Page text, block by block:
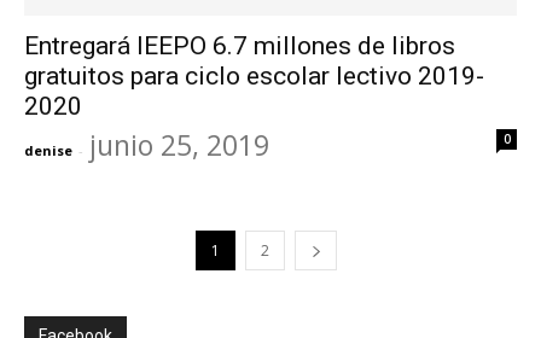
Entregará IEEPO 6.7 millones de libros
gratuitos para ciclo escolar lectivo 2019-
2020
denise - junio 25, 2019 0
1 2